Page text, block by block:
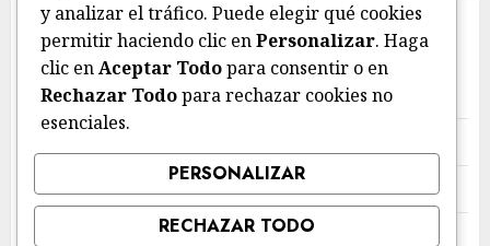
CATEGORIES
Deportes
Local
Nacional
y analizar el tráfico. Puede elegir qué cookies
permitir haciendo clic enPersonalizar. Haga
clic enAceptar Todopara consentir o en
Rechazar Todopara rechazar cookies no
esenciales.
PERSONALIZAR
RECHAZAR TODO